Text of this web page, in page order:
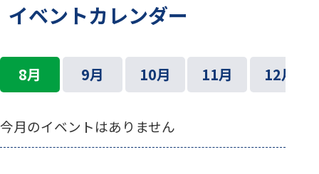
イベントカレンダー
8月 9月 10月 11月 12月
今月のイベントはありません